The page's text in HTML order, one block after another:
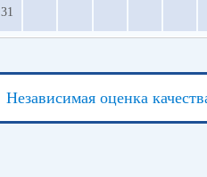
31
Независимая оценка